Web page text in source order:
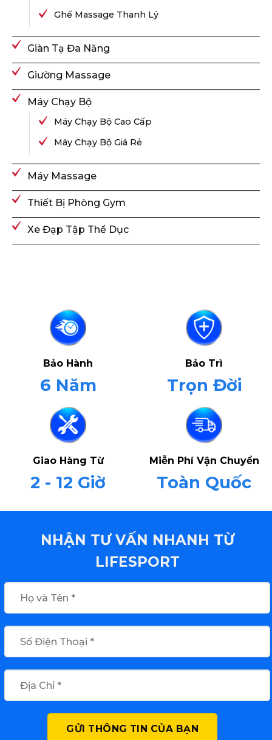
Ghế Massage Thanh Lý
Giàn Tạ Đa Năng
Giường Massage
Máy Chạy Bộ
Máy Chạy Bộ Cao Cấp
Máy Chạy Bộ Giá Rẻ
Máy Massage
Thiết Bị Phòng Gym
Xe Đạp Tập Thể Dục
Bảo Hành
6 Năm
Bảo Trì
Trọn Đời
Giao Hàng Từ
2 - 12 Giờ
Miễn Phí Vận Chuyển
Toàn Quốc
NHẬN TƯ VẤN NHANH TỪ
LIFESPORT